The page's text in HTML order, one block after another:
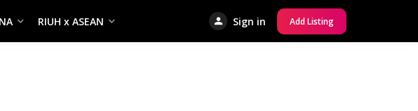
RIUH x ASEAN Sign in Add Listing